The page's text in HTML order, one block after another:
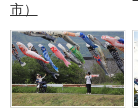
市）